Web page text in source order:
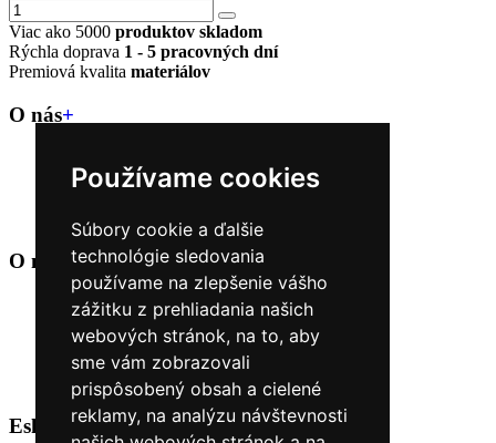
Používame cookies
Súbory cookie a ďalšie
technológie sledovania
používame na zlepšenie vášho
zážitku z prehliadania našich
webových stránok, na to, aby
sme vám zobrazovali
prispôsobený obsah a cielené
reklamy, na analýzu návštevnosti
Viac ako 5000 produktov skladom
Rýchla doprava 1 - 5 pracovných dní
Premiová kvalita materiálov
O nás+
Naše predajne
Úvod
O nákupe+
Obchodné podmienky
Reklamačné podmienky
Možnosti dopravy a platby
Nákup na splátky cez Quatro
Odstúpiť od zmluvy TU
Eshop Kontakt+